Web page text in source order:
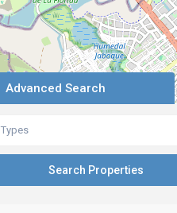
Advanced Search
Types